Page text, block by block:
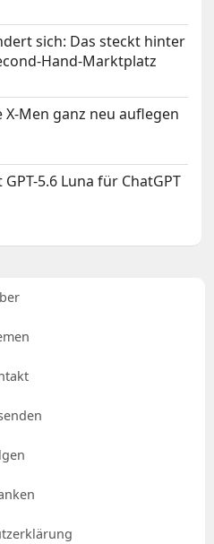
sich: Das steckt hinter
Hand-Marktplatz
X-Men ganz neu auflegen
5.6 Luna für ChatGPT